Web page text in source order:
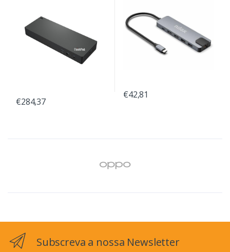
€284,37
€42,81
Subscreva a nossa Newsletter